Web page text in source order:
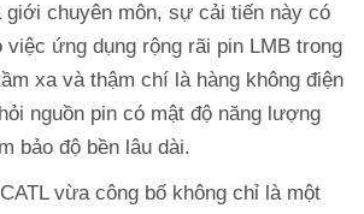
giới chuyên môn, sự cải tiến này có
việc ứng dụng rộng rãi pin LMB trong
xa và thậm chí là hàng không điện
nguồn pin có mật độ năng lượng
bảo độ bền lâu dài.
vừa công bố không chỉ là một